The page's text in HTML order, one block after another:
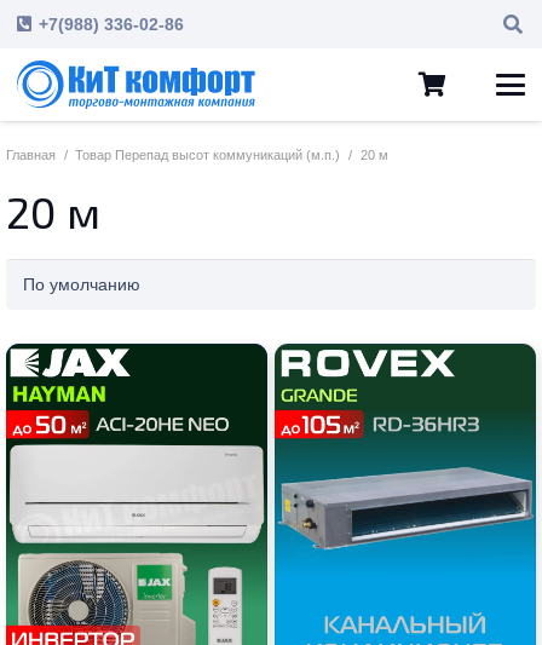
+7(988) 336-02-86
Главная / Товар Перепад высот коммуникаций (м.п.) / 20 м
20 м